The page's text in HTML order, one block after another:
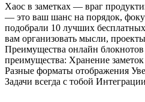
Хаос в заметках — враг
— это ваш шанс на порядок,
подобрали 10 лучших
вам организовать мысли,
Преимущества онлайн
преимущества: Хранение
Разные форматы отображения
Задачи всегда с тобой